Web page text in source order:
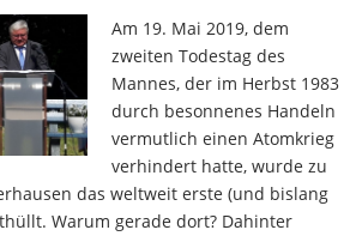
Am 19. Mai 2019, dem
zweiten Todestag des
Mannes, der im Herbst 1983
durch besonnenes Handeln
vermutlich einen Atomkrieg
verhindert hatte, wurde zu
das weltweit erste (und bislang
Warum gerade dort? Dahinter